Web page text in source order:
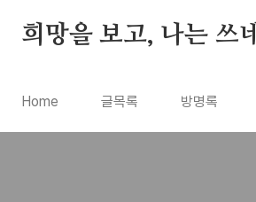
희망을 보고, 나는 쓰네
Home 글목록 방명록